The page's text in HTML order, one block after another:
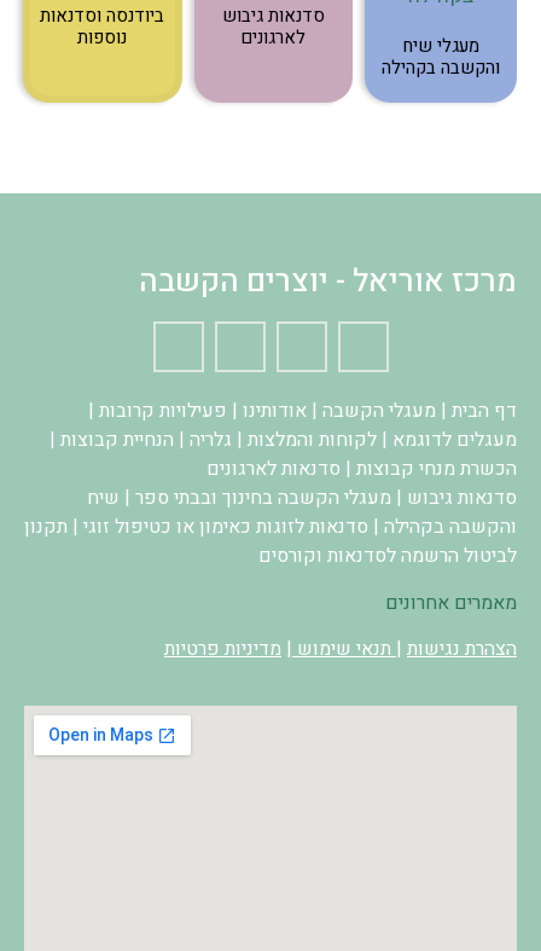
מעגלי שיח
והקשבה בקהילה
סדנאות גיבוש
לארגונים
ביודנסה וסדנאות
נוספות
מרכז אוריאל - יוצרים הקשבה
דף הבית | מעגלי הקשבה | אודותינו | פעילויות קרובות |
מעגלים לדוגמא | לקוחות והמלצות | גלריה | הנחיית קבוצות |
הכשרת מנחי קבוצות | סדנאות לארגונים
סדנאות גיבוש | מעגלי הקשבה בחינוך ובבתי ספר | שיח
והקשבה בקהילה | סדנאות לזוגות כאימון או כטיפול זוגי | תקנון
לביטול הרשמה לסדנאות וקורסים
מאמרים אחרונים
הצהרת נגישות | תנאי שימוש | מדיניות פרטיות